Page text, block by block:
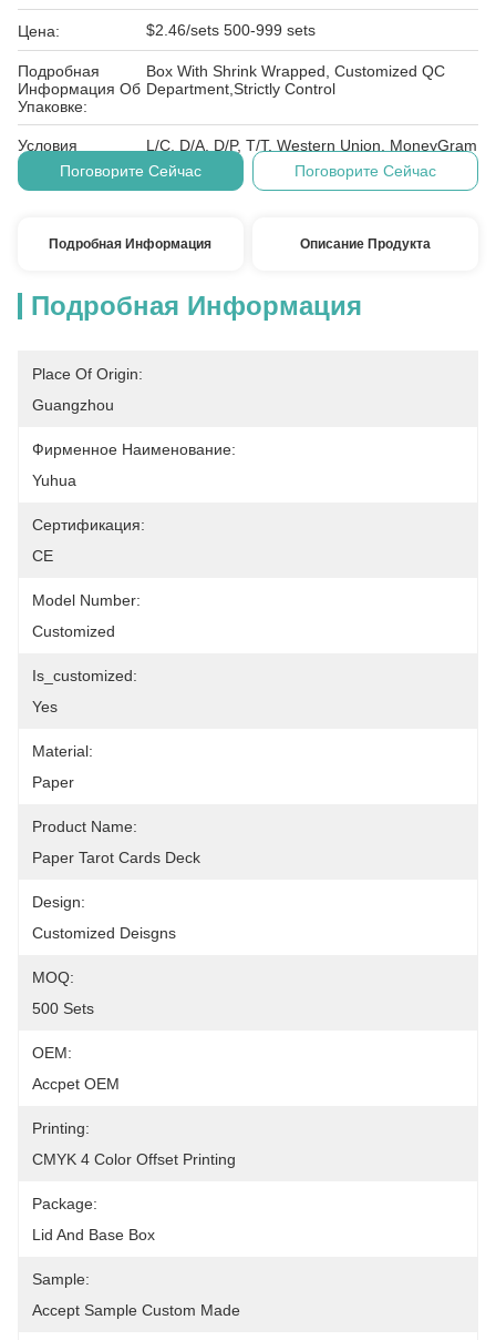
Цена: $2.46/sets 500-999 sets
Подробная
Информация Об
Упаковке:
Box With Shrink Wrapped, Customized QC
Department,Strictly Control
Условия
Оплаты:
L/C, D/A, D/P, T/T, Western Union, MoneyGram
Поговорите Сейчас
Поговорите Сейчас
Подробная Информация Описание Продукта
Подробная Информация
Place Of Origin:
Guangzhou
Фирменное Наименование:
Yuhua
Сертификация:
CE
Model Number:
Customized
Is_customized:
Yes
Material:
Paper
Product Name:
Paper Tarot Cards Deck
Design:
Customized Deisgns
MOQ:
500 Sets
OEM:
Accpet OEM
Printing:
CMYK 4 Color Offset Printing
Package:
Lid And Base Box
Sample:
Accept Sample Custom Made